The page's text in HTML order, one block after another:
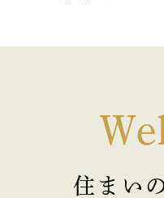
2025年11月 (2)
住まい